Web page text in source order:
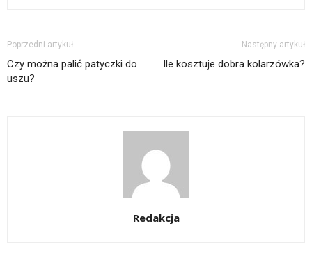
Poprzedni artykuł
Czy można palić patyczki do
uszu?
Następny artykuł
Ile kosztuje dobra kolarzówka?
Redakcja